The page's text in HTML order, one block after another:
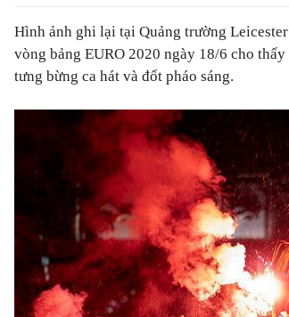
Hình ảnh ghi lại tại Quảng trường
vòng bảng EURO 2020 ngày 18/6 cho
tưng bừng ca hát và đốt pháo sáng.